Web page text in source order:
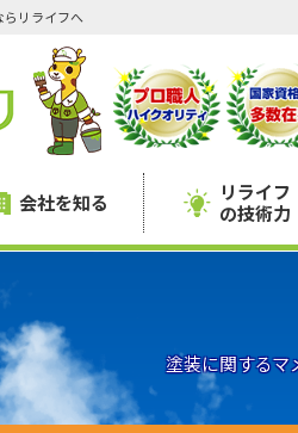
らリライフへ
会社を知る
リライフ
の技術力
塗装に関するマ